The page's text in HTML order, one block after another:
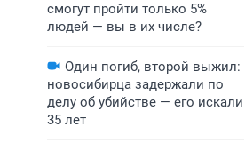
смогут пройти только 5%
людей — вы в их числе?
Один погиб, второй выжил:
новосибирца задержали по
делу об убийстве — его искали
35 лет